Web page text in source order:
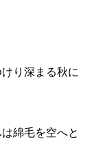
り深まる秋に
綿毛を空へと